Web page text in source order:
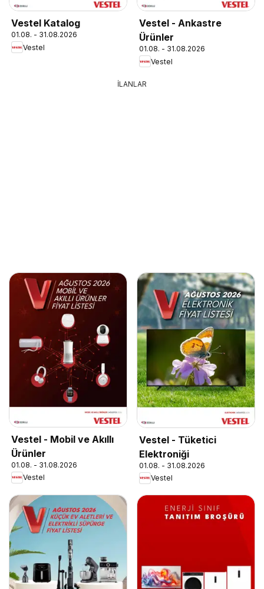
Vestel Katalog
01.08. - 31.08.2026
Vestel
Vestel - Ankastre
Ürünler
01.08. - 31.08.2026
Vestel
İLANLAR
Vestel - Mobil ve Akıllı
Ürünler
01.08. - 31.08.2026
Vestel
Vestel - Tüketici
Elektroniği
01.08. - 31.08.2026
Vestel